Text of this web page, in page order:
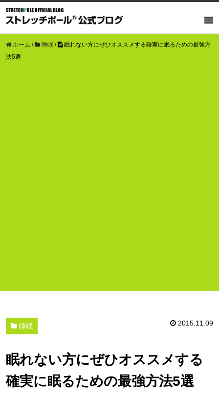
ホーム / 睡眠 /
眠れない方にぜひオススメする確実に眠るための最強方
法5選
睡眠 2015.11.09
眠れない方にぜひオススメする
確実に眠るための最強方法5選